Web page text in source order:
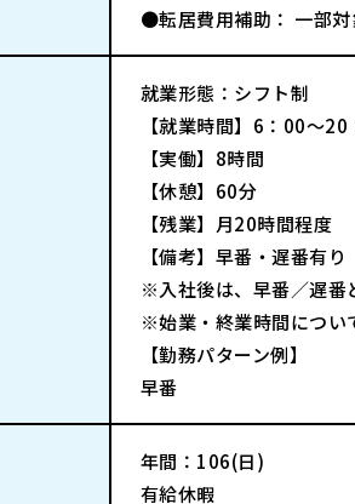
●転居費用補助： 一部対
就業形態：シフト制
【就業時間】6：00～20
【実働】8時間
【休憩】60分
【残業】月20時間程度
【備考】早番・遅番有り
※入社後は、早番／遅番
※始業・終業時間につい
【勤務パターン例】
早番
年間：106(日)
有給休暇